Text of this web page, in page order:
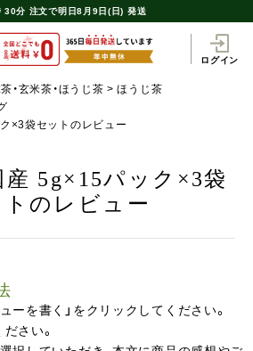
30分 注文で明日8月9日(日) 発送
ログイン
・玄米茶・ほうじ茶
ほうじ茶
×3袋セットのレビュー
5g×15パック×3袋
のレビュー
ーを書く」をクリックしてください。
さい。